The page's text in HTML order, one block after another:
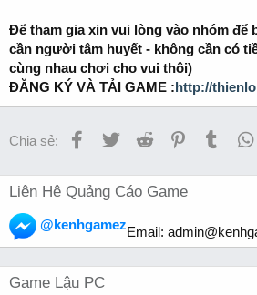
Để tham gia xin vui lòng vào nhóm để
cần người tâm huyết - không cần có
cùng nhau chơi cho vui thôi)
ĐĂNG KÝ VÀ TẢI GAME :http://
Chia sẻ: Facebook
TwitterReddit PinterestTumblr
Liên Hệ Quảng Cáo Game
@kenhgamezEmail:
Game Lậu PC